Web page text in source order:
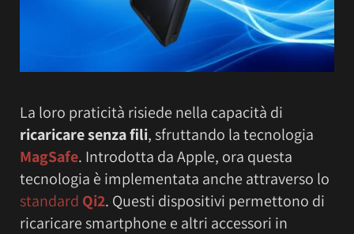
La loro praticità risiede nella capacità di
ricaricare senza fili, sfruttando la tecnologia
MagSafe. Introdotta da Apple, ora questa
tecnologia è implementata anche attraverso lo
standard Qi2. Questi dispositivi permettono di
ricaricare smartphone e altri accessori in